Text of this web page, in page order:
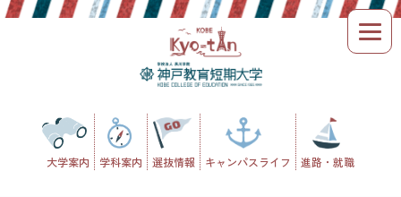
Skip
to
大学案内 学科案内 選抜情報 キャンパスライフ 進路・就職